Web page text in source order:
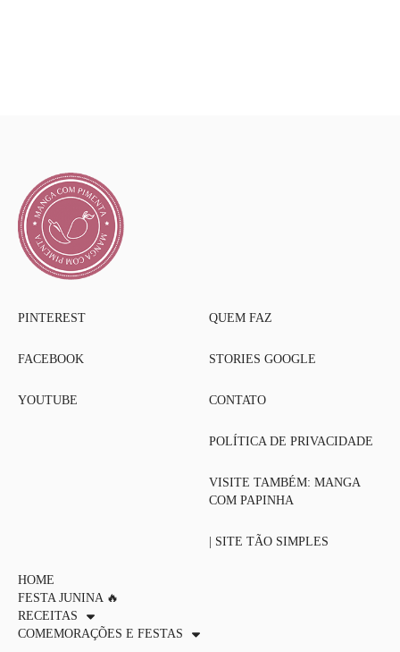
PINTEREST
FACEBOOK
YOUTUBE
QUEM FAZ
STORIES GOOGLE
CONTATO
POLÍTICA DE PRIVACIDADE
VISITE TAMBÉM: MANGA
COM PAPINHA
| SITE TÃO SIMPLES
HOME
FESTA JUNINA 🔥
RECEITAS
COMEMORAÇÕES E FESTAS